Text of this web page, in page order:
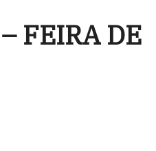
FEIRA DE